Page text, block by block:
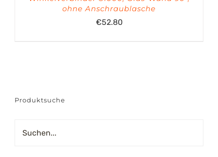
ohne Anschraublasche
€52.80
Produktsuche